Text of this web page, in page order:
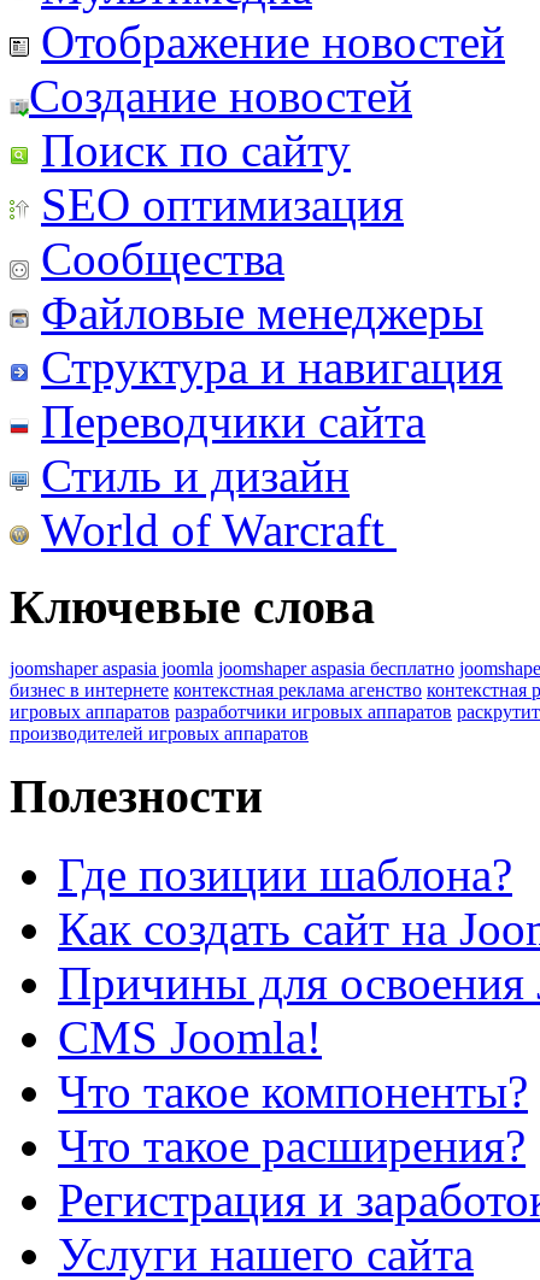
Отображение новостей
Создание новостей
Поиск по сайту
SEO оптимизация
Сообщества
Файловые менеджеры
Структура и навигация
Переводчики сайта
Стиль и дизайн
World of Warcraft
Ключевые слова
joomshaper aspasia joomla joomshaper aspasia бесплатно
бизнес в интернете контекстная реклама агенство контекстная
игровых аппаратов разработчики игровых аппаратов
производителей игровых аппаратов
Полезности
Где позиции шаблона?
Как создать сайт на
Причины для освоения
CMS Joomla!
Что такое компоненты?
Что такое расширения?
Регистрация и
Услуги нашего сайта